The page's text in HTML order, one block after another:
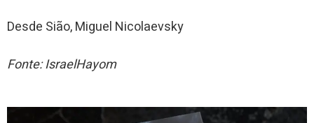
Desde Sião, Miguel Nicolaevsky
Fonte: IsraelHayom